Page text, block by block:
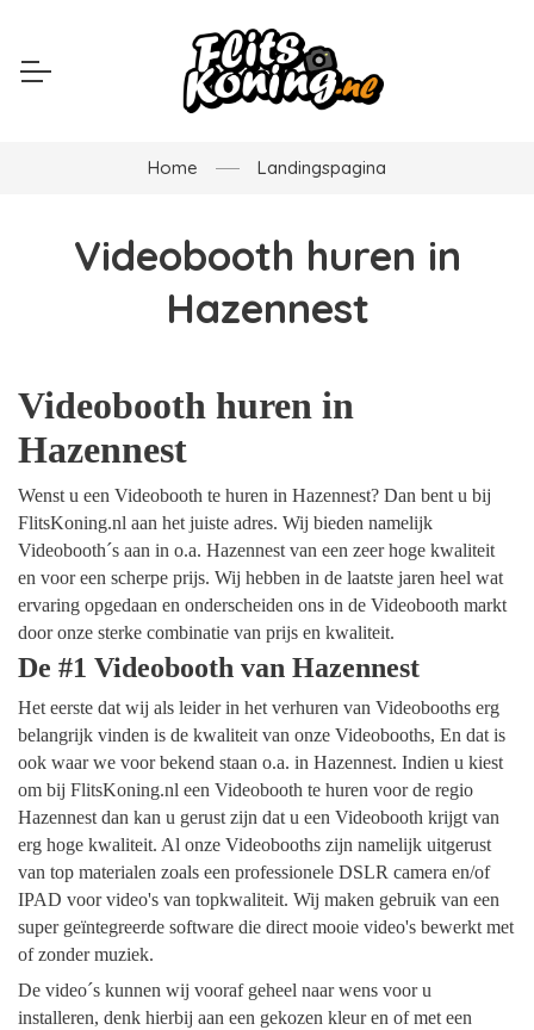
Home Landingspagina
Videobooth huren in
Hazennest
Videobooth huren in
Hazennest
Wenst u een Videobooth te huren in Hazennest? Dan bent u bij
FlitsKoning.nl aan het juiste adres. Wij bieden namelijk
Videobooth´s aan in o.a. Hazennest van een zeer hoge kwaliteit
en voor een scherpe prijs. Wij hebben in de laatste jaren heel wat
ervaring opgedaan en onderscheiden ons in de Videobooth markt
door onze sterke combinatie van prijs en kwaliteit.
De #1 Videobooth van Hazennest
Het eerste dat wij als leider in het verhuren van Videobooths erg
belangrijk vinden is de kwaliteit van onze Videobooths, En dat is
ook waar we voor bekend staan o.a. in Hazennest. Indien u kiest
om bij FlitsKoning.nl een Videobooth te huren voor de regio
Hazennest dan kan u gerust zijn dat u een Videobooth krijgt van
erg hoge kwaliteit. Al onze Videobooths zijn namelijk uitgerust
van top materialen zoals een professionele DSLR camera en/of
IPAD voor video's van topkwaliteit. Wij maken gebruik van een
super geïntegreerde software die direct mooie video's bewerkt met
of zonder muziek.
De video´s kunnen wij vooraf geheel naar wens voor u
installeren, denk hierbij aan een gekozen kleur en of met een